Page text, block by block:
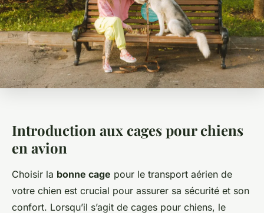
Introduction aux cages pour chiens
en avion
Choisir la bonne cage pour le transport aérien de
votre chien est crucial pour assurer sa sécurité et son
confort. Lorsqu’il s’agit de cages pour chiens, le